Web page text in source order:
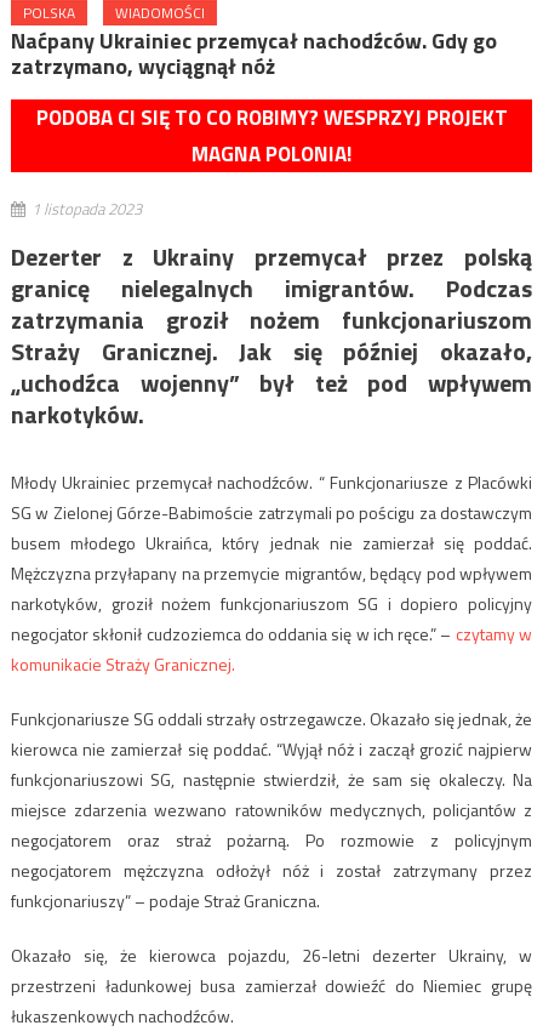
POLSKA WIADOMOŚCI
Naćpany Ukrainiec przemycał nachodźców. Gdy go
zatrzymano, wyciągnął nóż
PODOBA CI SIĘ TO CO ROBIMY? WESPRZYJ PROJEKT
MAGNA POLONIA!
1 listopada 2023
Dezerter z Ukrainy przemycał przez polską
granicę nielegalnych imigrantów. Podczas
zatrzymania groził nożem funkcjonariuszom
Straży Granicznej. Jak się później okazało,
„uchodźca wojenny” był też pod wpływem
narkotyków.
Młody Ukrainiec przemycał nachodźców. “ Funkcjonariusze z Placówki
SG w Zielonej Górze-Babimoście zatrzymali po pościgu za dostawczym
busem młodego Ukraińca, który jednak nie zamierzał się poddać.
Mężczyzna przyłapany na przemycie migrantów, będący pod wpływem
narkotyków, groził nożem funkcjonariuszom SG i dopiero policyjny
negocjator skłonił cudzoziemca do oddania się w ich ręce.” – czytamy w
komunikacie Straży Granicznej.
Funkcjonariusze SG oddali strzały ostrzegawcze. Okazało się jednak, że
kierowca nie zamierzał się poddać. “Wyjął nóż i zaczął grozić najpierw
funkcjonariuszowi SG, następnie stwierdził, że sam się okaleczy. Na
miejsce zdarzenia wezwano ratowników medycznych, policjantów z
negocjatorem oraz straż pożarną. Po rozmowie z policyjnym
negocjatorem mężczyzna odłożył nóż i został zatrzymany przez
funkcjonariuszy” – podaje Straż Graniczna.
Okazało się, że kierowca pojazdu, 26-letni dezerter Ukrainy, w
przestrzeni ładunkowej busa zamierzał dowieźć do Niemiec grupę
łukaszenkowych nachodźców.